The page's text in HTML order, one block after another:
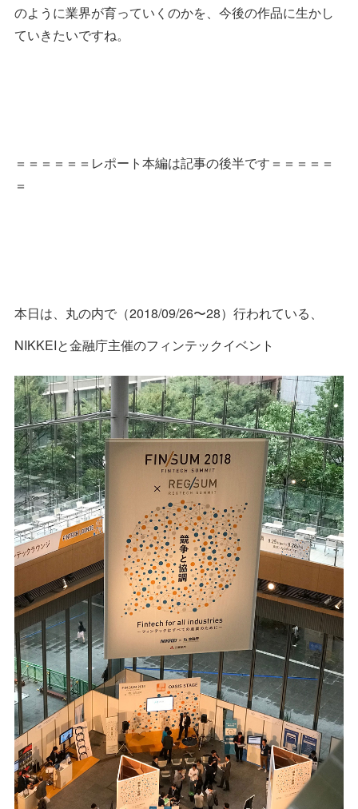
のように業界が育っていくのかを、今後の作品に生かし
ていきたいですね。
＝＝＝＝＝＝レポート本編は記事の後半です＝＝＝＝＝
＝
本日は、丸の内で（2018/09/26〜28）行われている、
NIKKEIと金融庁主催のフィンテックイベント